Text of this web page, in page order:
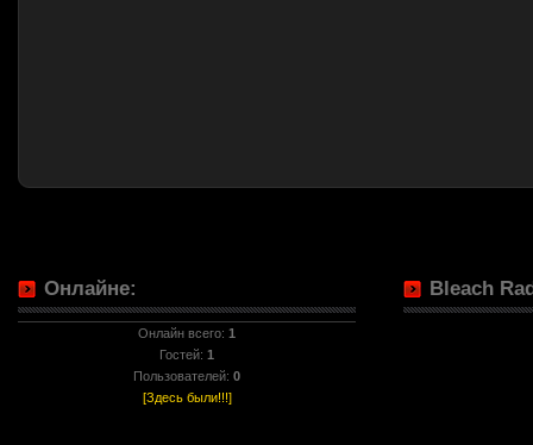
Онлайне:
Онлайн всего: 1
Гостей: 1
Пользователей: 0
[Здесь были!!!]
Bleach